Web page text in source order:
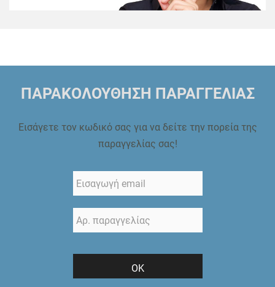
ΠΑΡΑΚΟΛΟΥΘΗΣΗ ΠΑΡΑΓΓΕΛΙΑΣ
Εισάγετε τον κωδικό σας για να δείτε την πορεία της
παραγγελίας σας!
ΟΚ